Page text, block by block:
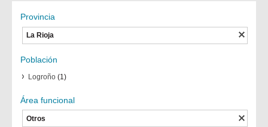
Provincia
La Rioja
Población
Logroño(1)
Área funcional
Otros